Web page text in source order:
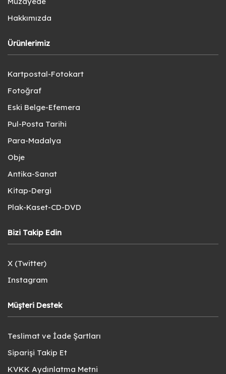
Hakkımızda
Ürünlerimiz
Kartpostal-Fotokart
Fotoğraf
Eski Belge-Efemera
Pul-Posta Tarihi
Para-Madalya
Obje
Antika-Sanat
Kitap-Dergi
Plak-Kaset-CD-DVD
Bizi Takip Edin
X (Twitter)
Instagram
Müşteri Destek
Teslimat ve İade Şartları
Siparişi Takip Et
KVKK Aydınlatma Metni